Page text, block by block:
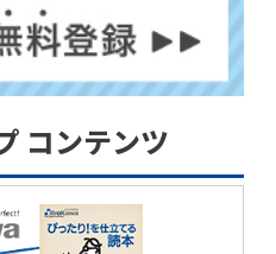
コンテンツ